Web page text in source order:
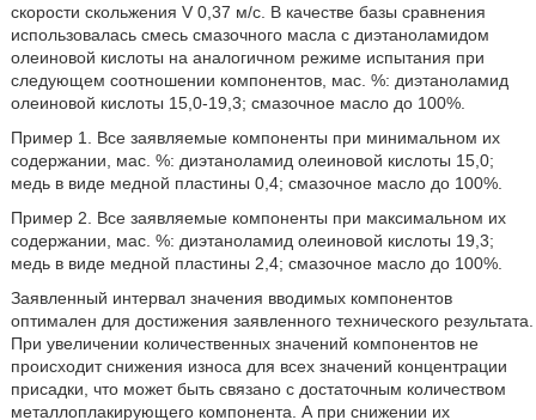
скорости скольжения V 0,37 м/с. В качестве базы сравнения
использовалась смесь смазочного масла с диэтаноламидом
олеиновой кислоты на аналогичном режиме испытания при
следующем соотношении компонентов, мас. %: диэтаноламид
олеиновой кислоты 15,0-19,3; смазочное масло до 100%.
Пример 1. Все заявляемые компоненты при минимальном их
содержании, мас. %: диэтаноламид олеиновой кислоты 15,0;
медь в виде медной пластины 0,4; смазочное масло до 100%.
Пример 2. Все заявляемые компоненты при максимальном их
содержании, мас. %: диэтаноламид олеиновой кислоты 19,3;
медь в виде медной пластины 2,4; смазочное масло до 100%.
Заявленный интервал значения вводимых компонентов
оптимален для достижения заявленного технического результата.
При увеличении количественных значений компонентов не
происходит снижения износа для всех значений концентрации
присадки, что может быть связано с достаточным количеством
металлоплакирующего компонента. А при снижении их